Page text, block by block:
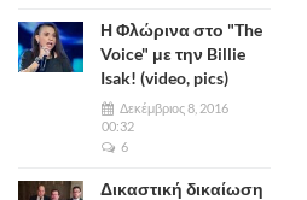
Η Φλώρινα στο "The
Voice" με την Billie
Isak! (video, pics)
Δεκέμβριος 8, 2016
00:32
6
Δικαστική δικαίωση